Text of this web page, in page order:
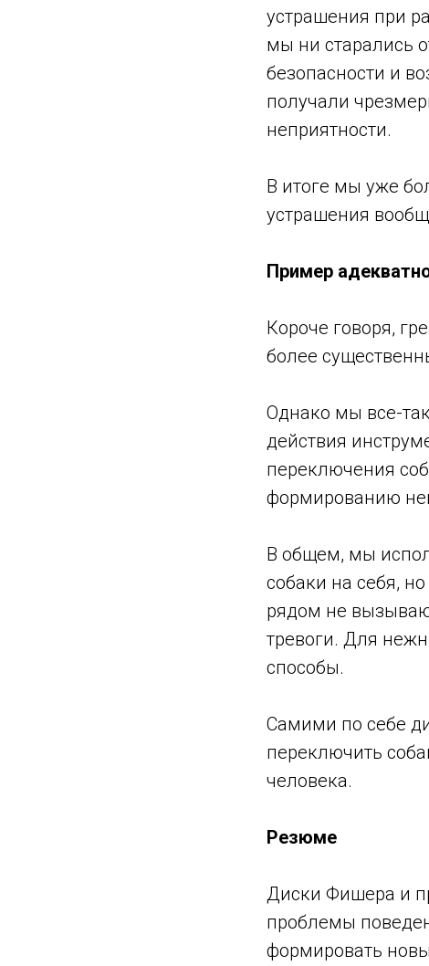
устрашения при
мы ни старались
безопасности и
получали
неприятности.
В итоге мы уже
устрашения
Пример
Короче говоря,
более
Однако мы все-
действия
переключения
формированию
В общем, мы
собаки на себя,
рядом не
тревоги. Для
способы.
Самими по себе
переключить
человека.
Резюме
Диски Фишера и
проблемы
формировать